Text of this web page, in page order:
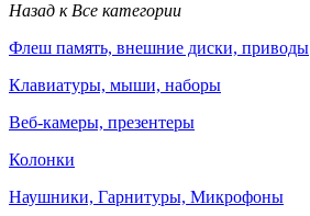
Назад к Все категории
Флеш память, внешние диски, приводы
Клавиатуры, мыши, наборы
Веб-камеры, презентеры
Колонки
Наушники, Гарнитуры, Микрофоны